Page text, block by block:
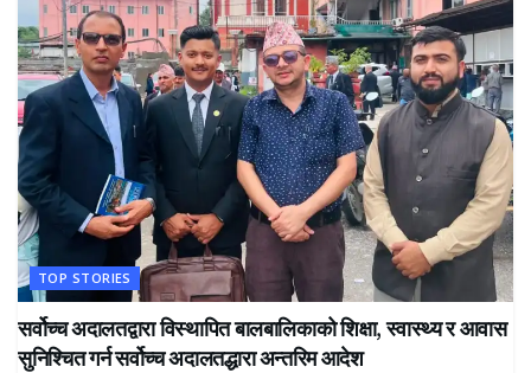
TOP STORIES
सर्वोच्च अदालतद्वारा विस्थापित बालबालिकाको शिक्षा, स्वास्थ्य र आवास
सुनिश्चित गर्न सर्वोच्च अदालतद्धारा अन्तरिम आदेश